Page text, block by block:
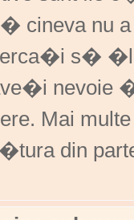
cineva nu
s� �l
Mai
din